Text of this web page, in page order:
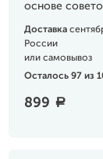
основе
Доставка
России
или самовывоз
Осталось 97 из
899 a